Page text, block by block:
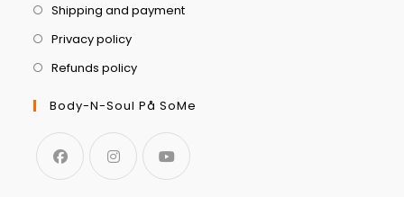
Shipping and payment
Privacy policy
Refunds policy
Body-N-Soul På SoMe